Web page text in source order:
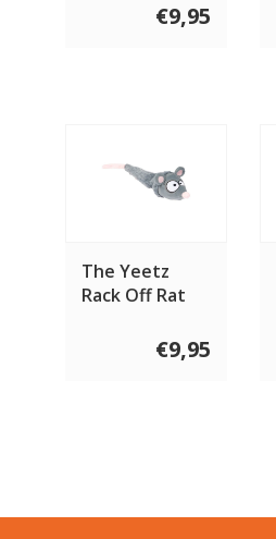
€9,95
The Yeetz
Rack Off Rat
€9,95